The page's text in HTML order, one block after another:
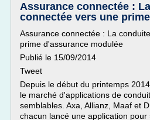
Assurance connectée :
connectée vers une
Assurance connectée : La
prime d'assurance modulée
Publié le 15/09/2014
Tweet
Depuis le début du printemps
le marché d'applications de
semblables. Axa, Allianz, Maaf et
chacun lancé une application